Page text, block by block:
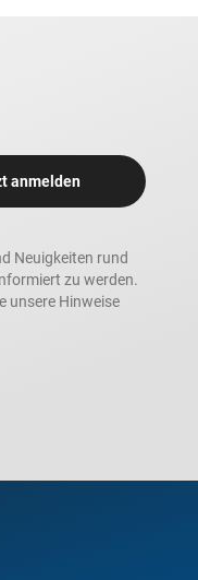
anmelden
Neuigkeiten rund
zu werden.
unsere Hinweise